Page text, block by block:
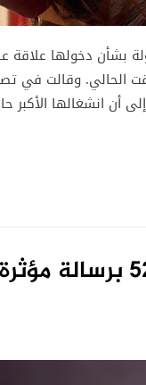
بشأن دخولها
الحالي. وقالت في
انشغالها الأكبر
محمد صبحي يستعيد ذكرى زواجه